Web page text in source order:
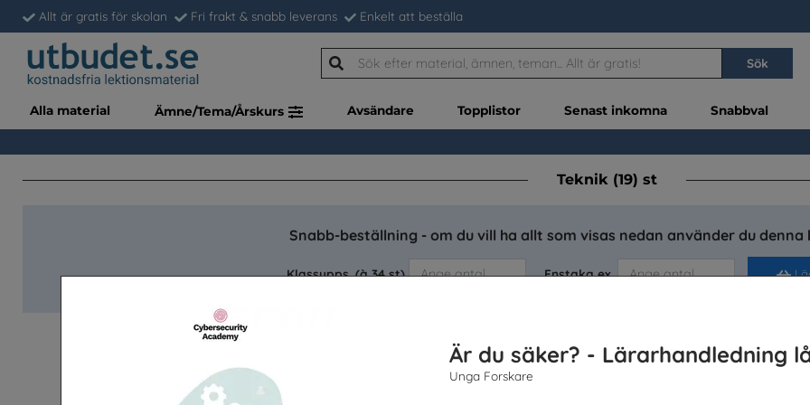
Är du säker? - Lärarhandledning
Unga Forskare
Allt är gratis för skolan Fri frakt & snabb leverans Enkelt att beställa
Sök
Alla material Ämne/Tema/Årskurs Avsändare Topplistor Senast inkomna Snabbval
Teknik (19) st
Snabb-beställning - om du vill ha allt som visas nedan använder du
Klassupps. (à 34 st) Enstaka ex.